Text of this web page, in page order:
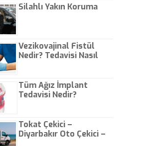
Silahlı Yakın Koruma
Vezikovajinal Fistül
Nedir? Tedavisi Nasıl
Tüm Ağız İmplant
Tedavisi Nedir?
Tokat Çekici –
Diyarbakır Oto Çekici –